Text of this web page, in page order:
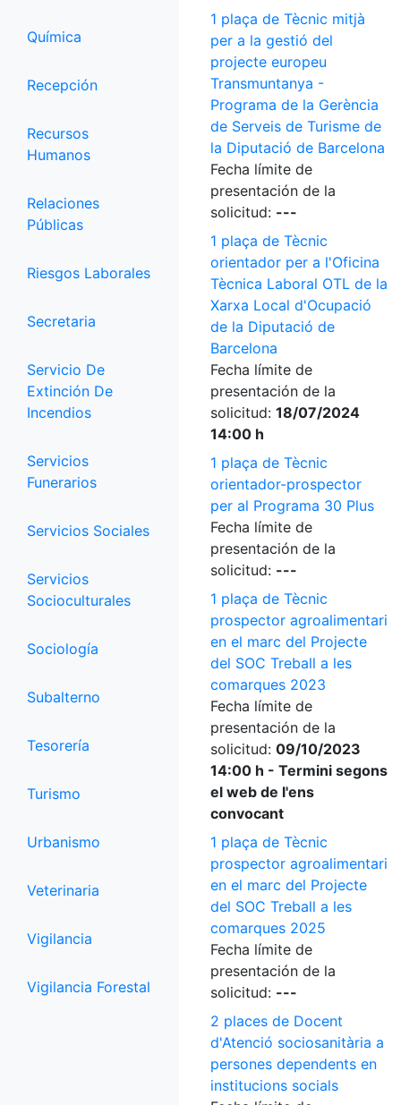
Química
Recepción
Recursos
Humanos
Relaciones
Públicas
Riesgos Laborales
Secretaria
Servicio De
Extinción De
Incendios
Servicios
Funerarios
Servicios Sociales
Servicios
Socioculturales
Sociología
Subalterno
Tesorería
Turismo
Urbanismo
Veterinaria
Vigilancia
Vigilancia Forestal
1 plaça de Tècnic mitjà
per a la gestió del
projecte europeu
Transmuntanya -
Programa de la Gerència
de Serveis de Turisme de
la Diputació de Barcelona
Fecha límite de
presentación de la
solicitud: ---
1 plaça de Tècnic
orientador per a l'Oficina
Tècnica Laboral OTL de la
Xarxa Local d'Ocupació
de la Diputació de
Barcelona
Fecha límite de
presentación de la
solicitud: 18/07/2024
14:00 h
1 plaça de Tècnic
orientador-prospector
per al Programa 30 Plus
Fecha límite de
presentación de la
solicitud: ---
1 plaça de Tècnic
prospector agroalimentari
en el marc del Projecte
del SOC Treball a les
comarques 2023
Fecha límite de
presentación de la
solicitud: 09/10/2023
14:00 h - Termini segons
el web de l'ens
convocant
1 plaça de Tècnic
prospector agroalimentari
en el marc del Projecte
del SOC Treball a les
comarques 2025
Fecha límite de
presentación de la
solicitud: ---
2 places de Docent
d'Atenció sociosanitària a
persones dependents en
institucions socials